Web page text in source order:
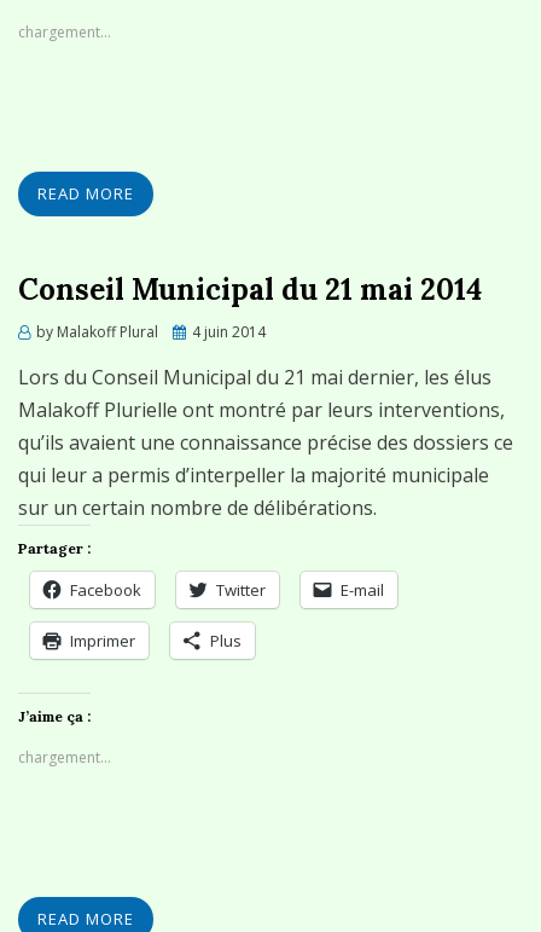
chargement…
READ MORE
Conseil Municipal du 21 mai 2014
by Malakoff Plural
Posted4 juin 2014
Lors du Conseil Municipal du 21 mai dernier, les élus
Malakoff Plurielle ont montré par leurs interventions,
qu’ils avaient une connaissance précise des dossiers ce
qui leur a permis d’interpeller la majorité municipale
sur un certain nombre de délibérations.
Partager :
Facebook Twitter E-mail
Imprimer Plus
J’aime ça :
chargement…
READ MORE